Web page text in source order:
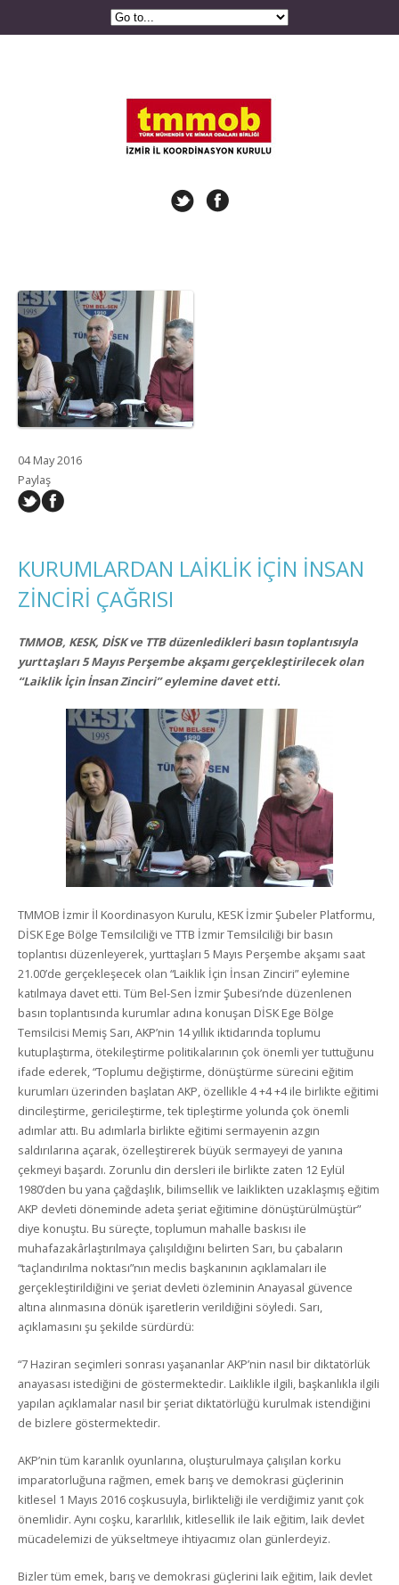
04 May 2016
Paylaş
KURUMLARDAN LAİKLİK İÇİN İNSAN
ZİNCİRİ ÇAĞRISI
TMMOB, KESK, DİSK ve TTB düzenledikleri basın toplantısıyla
yurttaşları 5 Mayıs Perşembe akşamı gerçekleştirilecek olan
“Laiklik İçin İnsan Zinciri” eylemine davet etti.
TMMOB İzmir İl Koordinasyon Kurulu, KESK İzmir Şubeler Platformu,
DİSK Ege Bölge Temsilciliği ve TTB İzmir Temsilciliği bir basın
toplantısı düzenleyerek, yurttaşları 5 Mayıs Perşembe akşamı saat
21.00’de gerçekleşecek olan “Laiklik İçin İnsan Zinciri” eylemine
katılmaya davet etti. Tüm Bel-Sen İzmir Şubesi’nde düzenlenen
basın toplantısında kurumlar adına konuşan DİSK Ege Bölge
Temsilcisi Memiş Sarı, AKP’nin 14 yıllık iktidarında toplumu
kutuplaştırma, ötekileştirme politikalarının çok önemli yer tuttuğunu
ifade ederek, “Toplumu değiştirme, dönüştürme sürecini eğitim
kurumları üzerinden başlatan AKP, özellikle 4 +4 +4 ile birlikte eğitimi
dincileştirme, gericileştirme, tek tipleştirme yolunda çok önemli
adımlar attı. Bu adımlarla birlikte eğitimi sermayenin azgın
saldırılarına açarak, özelleştirerek büyük sermayeyi de yanına
çekmeyi başardı. Zorunlu din dersleri ile birlikte zaten 12 Eylül
1980’den bu yana çağdaşlık, bilimsellik ve laiklikten uzaklaşmış eğitim
AKP devleti döneminde adeta şeriat eğitimine dönüştürülmüştür”
diye konuştu. Bu süreçte, toplumun mahalle baskısı ile
muhafazakârlaştırılmaya çalışıldığını belirten Sarı, bu çabaların
“taçlandırılma noktası”nın meclis başkanının açıklamaları ile
gerçekleştirildiğini ve şeriat devleti özleminin Anayasal güvence
altına alınmasına dönük işaretlerin verildiğini söyledi. Sarı,
açıklamasını şu şekilde sürdürdü:
“7 Haziran seçimleri sonrası yaşananlar AKP’nin nasıl bir diktatörlük
anayasası istediğini de göstermektedir. Laiklikle ilgili, başkanlıkla ilgili
yapılan açıklamalar nasıl bir şeriat diktatörlüğü kurulmak istendiğini
de bizlere göstermektedir.
AKP’nin tüm karanlık oyunlarına, oluşturulmaya çalışılan korku
imparatorluğuna rağmen, emek barış ve demokrasi güçlerinin
kitlesel 1 Mayıs 2016 coşkusuyla, birlikteliği ile verdiğimiz yanıt çok
önemlidir. Aynı coşku, kararlılık, kitlesellik ile laik eğitim, laik devlet
mücadelemizi de yükseltmeye ihtiyacımız olan günlerdeyiz.
Bizler tüm emek, barış ve demokrasi güçlerini laik eğitim, laik devlet